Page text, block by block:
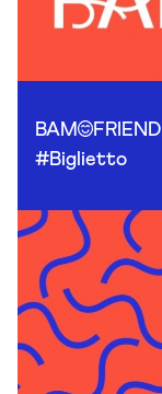
BAM
FRIEND
#Biglietto